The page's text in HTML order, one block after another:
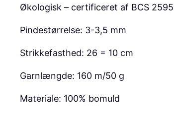
Økologisk – certificeret af BCS
Pindestørrelse: 3-3,5 mm
Strikkefasthed: 26 = 10 cm
Garnlængde: 160 m/50 g
Materiale: 100% bomuld